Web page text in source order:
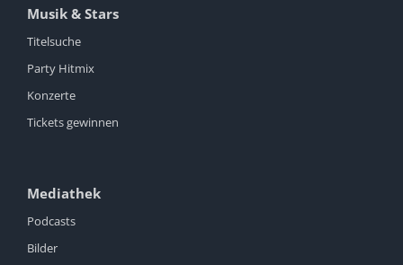
Musik & Stars
Titelsuche
Party Hitmix
Konzerte
Tickets gewinnen
Mediathek
Podcasts
Bilder